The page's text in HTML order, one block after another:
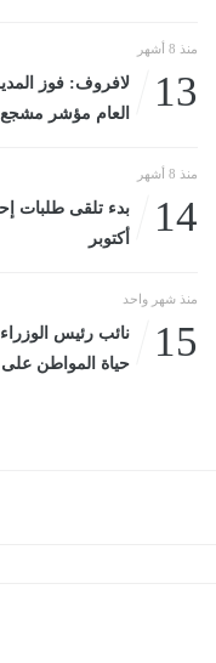
منذ 8 أشهر
13
لافروف: فوز
العام مؤشر مشجع
منذ 8 أشهر
14
أكتوبر
منذ شهر واحد
15
نائب رئيس
حياة المواطن